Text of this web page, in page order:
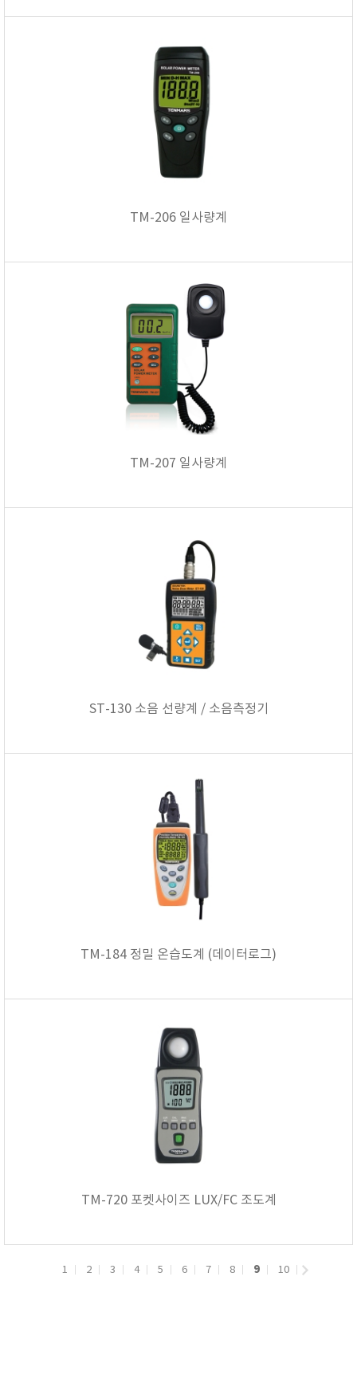
TM-206 일사량계
TM-207 일사량계
ST-130 소음 선량계 / 소음측정기
TM-184 정밀 온습도계 (데이터로그)
TM-720 포켓사이즈 LUX/FC 조도계
1 2 3 4 5 6 7 8 9 10